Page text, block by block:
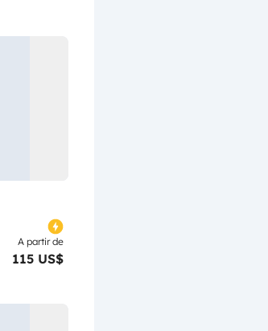
A partir de
115 US$